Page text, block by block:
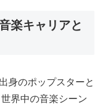
楽キャリアと
身のポップスターと
界中の音楽シーン